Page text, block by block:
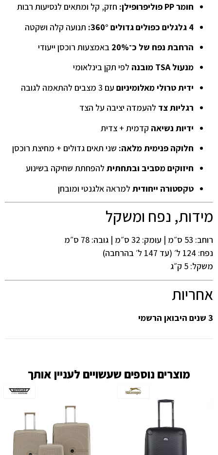
חומר PP פוליפרופילן:
חזק, קל ומתאים לנסיעות רבות
4 גלגלים כפולים גדולים 360°:
תנועה קלה ושקטה
הרחבת נפח של כ־20%
באמצעות רוכסן ייעודי
מנעול TSA מובנה
לפי תקן בינלאומי
ידית טרולי מאלומיניום עם 3 מצבים להתאמה לגובה
רגליות צד להעמדה יציבה על הצד
ידיות נשיאה קדמית + צדית
חלוקה פנימית מלאה: שני תאים גדולים + מחיצת רוכסן
חיזוקים מסביב ובתחתית להפחתת שחיקה בשינוע
טקסטורה ייחודית למראה אלגנטי ומובחן
מידות, נפח ומשקל
רוחב: 53 ס״מ | עומק: 32 ס״מ | גובה: 78 ס״מ
נפח: 124 ל׳ (עד 147 ל׳ בהרחבה)
משקל: 5 ק״ג
אחריות
3 שנים היבואן הרשמי
מוצרים נוספים שעשויים לעניין אותך